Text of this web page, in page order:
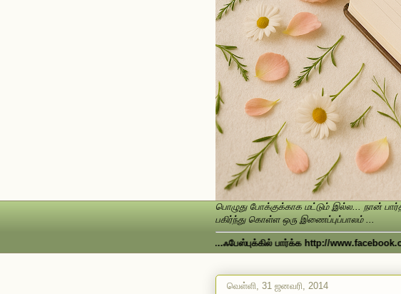
பொழுது போக்குக்காக மட்டும் இல்ல... நான்
பகிர்ந்து கொள்ள ஒரு இணைப்புப்பாலம் ...
கருத்துக்களை தயவுசெய்து பதிவு செய்யவும்...ஃபேஸ்புக்கில் பார்க்க http://www.facebook.com/
வெள்ளி, 31 ஜனவரி, 2014